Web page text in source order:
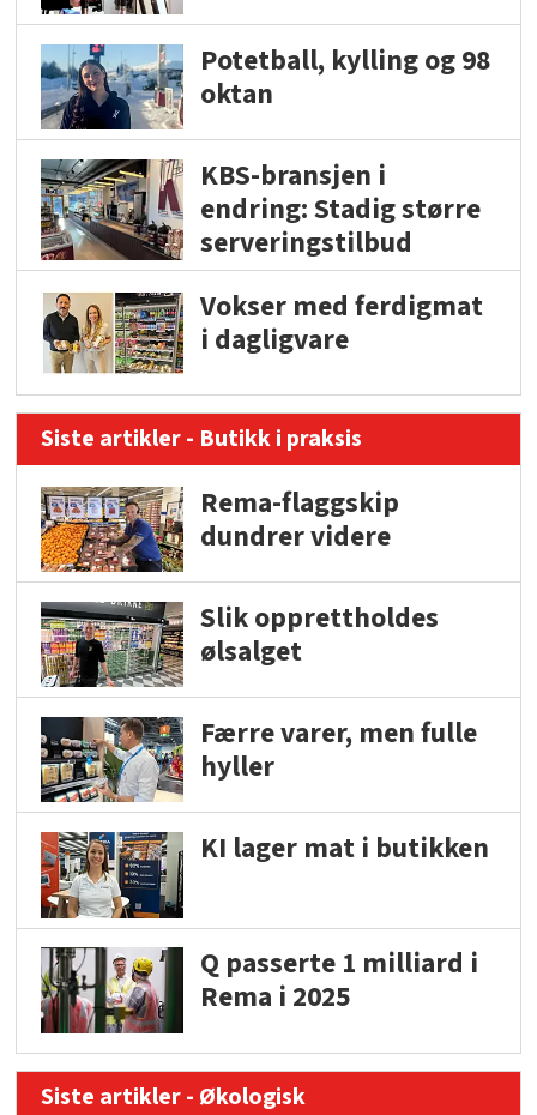
Potetball, kylling og 98
oktan
KBS-bransjen i
endring: Stadig større
serveringstilbud
Vokser med ferdigmat
i dagligvare
Siste artikler - Butikk i praksis
Rema-flaggskip
dundrer videre
Slik opprettholdes
ølsalget
Færre varer, men fulle
hyller
KI lager mat i butikken
Q passerte 1 milliard i
Rema i 2025
Siste artikler - Økologisk